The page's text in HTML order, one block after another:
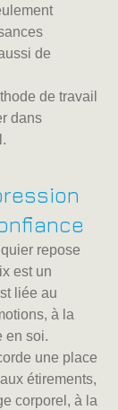
de
de travail
dans
repose
est un
liée au
à la
en soi.
une place
étirements,
corporel, à la